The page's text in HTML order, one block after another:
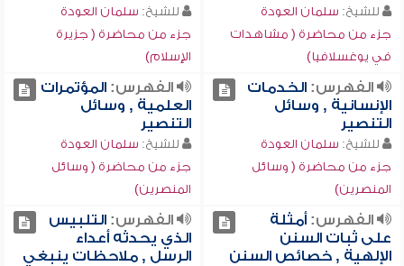
للشيخ: سلمان العودة
جزء من محاضرة ( مشاهدات
في يوغسلافيا)
للشيخ: سلمان العودة
جزء من محاضرة ( جزيرة
الإسلام)
الفهرس:الخدمات
الإنسانية , وسائل
التنصير
للشيخ: سلمان العودة
جزء من محاضرة ( وسائل
المنصرين)
الفهرس:المؤتمرات
العلمية , وسائل
التنصير
للشيخ: سلمان العودة
جزء من محاضرة ( وسائل
المنصرين)
الفهرس:أمثلة
على ثبات السنن
الإلهية , خصائص السنن
الفهرس:التلبيس
الذي يحدثه أعداء
الرسل , ملاحظات ينبغي